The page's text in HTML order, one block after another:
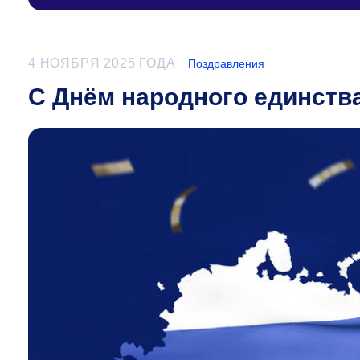
4 НОЯБРЯ 2025 ГОДА Поздравления
С Днём народного